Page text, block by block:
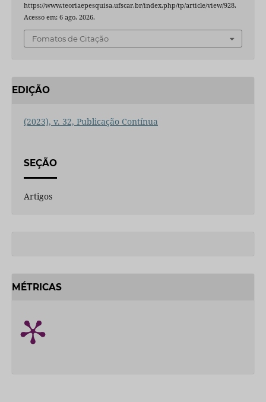
https://www.teoriaepesquisa.ufscar.br/index.php/tp/article/view/928.
Acesso em: 6 ago. 2026.
Fomatos de Citação
EDIÇÃO
(2023), v. 32, Publicação Contínua
SEÇÃO
Artigos
MÉTRICAS